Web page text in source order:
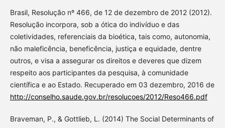
Brasil, Resolução nº 466, de 12 de dezembro de 2012 (2012).
Resolução incorpora, sob a ótica do indivíduo e das
coletividades, referenciais da bioética, tais como, autonomia,
não maleficência, beneficência, justiça e equidade, dentre
outros, e visa a assegurar os direitos e deveres que dizem
respeito aos participantes da pesquisa, à comunidade
científica e ao Estado. Recuperado em 03 dezembro, 2016 de
http://conselho.saude.gov.br/resolucoes/2012/Reso466.pdf
Braveman, P., & Gottlieb, L. (2014) The Social Determinants of